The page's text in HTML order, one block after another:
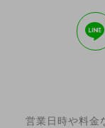
営業日時や料金